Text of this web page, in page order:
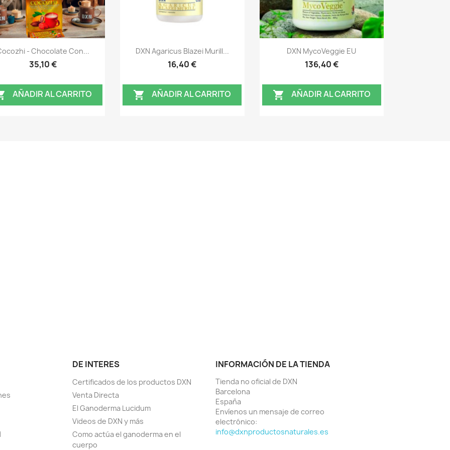
 Vista rápida
- Chocolate Con...
35,10 €
AÑADIR AL CARRITO
Vista rápida
DXN Agaricus Blazei Murill...
16,40 €
 AÑADIR AL CARRITO
Vista rápida
DXN MycoVeggie EU
136,40 €
 AÑADIR AL CARRITO
DE INTERES
Certificados de los productos DXN
Venta Directa
El Ganoderma Lucidum
Videos de DXN y más
Como actúa el ganoderma en el
cuerpo
INFORMACIÓN DE LA TIENDA
Tienda no oficial de DXN
Barcelona
España
Envíenos un mensaje de correo
electrónico:
info@dxnproductosnaturales.es